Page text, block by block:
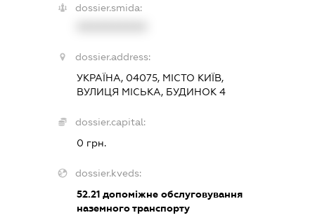
dossier.smida:
dossier.address:
УКРАЇНА, 04075, МІСТО КИЇВ,
ВУЛИЦЯ МІСЬКА, БУДИНОК 4
dossier.capital:
0 грн.
dossier.kveds:
52.21 допоміжне обслуговування
наземного транспорту